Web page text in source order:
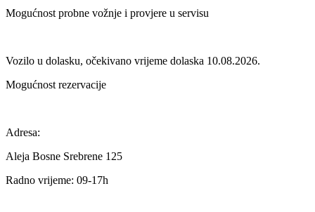
Mogućnost probne vožnje i provjere u servisu
Vozilo u dolasku, očekivano vrijeme dolaska 10.08.2026.
Mogućnost rezervacije
Adresa:
Aleja Bosne Srebrene 125
Radno vrijeme: 09-17h